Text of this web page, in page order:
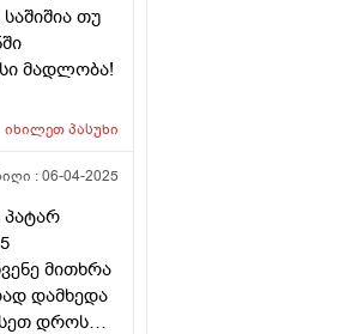
თუ
მადლობა!
იხილეთპასუხი
:06-04-2025
მითხრა
დამხედა
დროს